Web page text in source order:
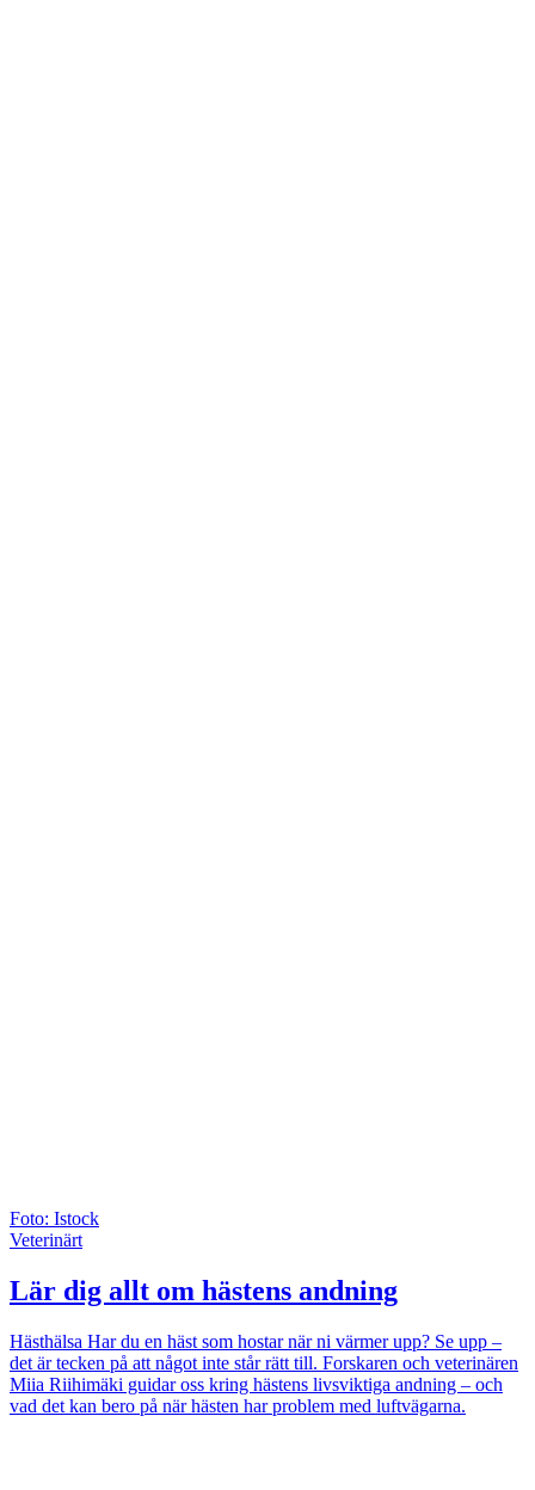
Foto: Istock
Veterinärt
Lär dig allt om hästens andning
Hästhälsa Har du en häst som hostar när ni värmer upp? Se upp –
det är tecken på att något inte står rätt till. Forskaren och veterinären
Miia Riihimäki guidar oss kring hästens livsviktiga andning – och
vad det kan bero på när hästen har problem med luftvägarna.